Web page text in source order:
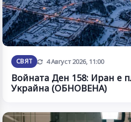
СВЯТ Обновена
4 Август 2026, 11:00
Войната Ден 158: Иран е
Украйна (ОБНОВЕНА)